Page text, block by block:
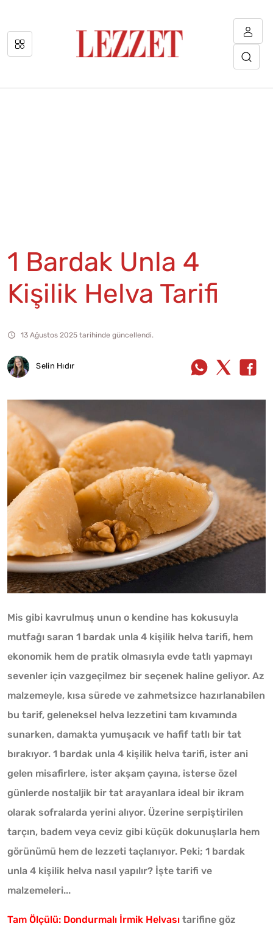
1 Bardak Unla 4
Kişilik Helva Tarifi
13 Ağustos 2025 tarihinde güncellendi.
Selin Hıdır
Mis gibi kavrulmuş unun o kendine has kokusuyla
mutfağı saran 1 bardak unla 4 kişilik helva tarifi, hem
ekonomik hem de pratik olmasıyla evde tatlı yapmayı
sevenler için vazgeçilmez bir seçenek haline geliyor. Az
malzemeyle, kısa sürede ve zahmetsizce hazırlanabilen
bu tarif, geleneksel helva lezzetini tam kıvamında
sunarken, damakta yumuşacık ve hafif tatlı bir tat
bırakıyor. 1 bardak unla 4 kişilik helva tarifi, ister ani
gelen misafirlere, ister akşam çayına, isterse özel
günlerde nostaljik bir tat arayanlara ideal bir ikram
olarak sofralarda yerini alıyor. Üzerine serpiştirilen
tarçın, badem veya ceviz gibi küçük dokunuşlarla hem
görünümü hem de lezzeti taçlanıyor. Peki; 1 bardak
unla 4 kişilik helva nasıl yapılır? İşte tarifi ve
malzemeleri...
Tam Ölçülü: Dondurmalı İrmik Helvası tarifine göz